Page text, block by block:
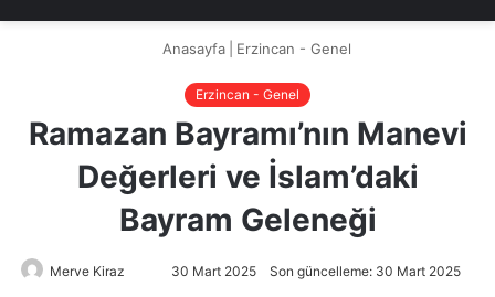
...
Anasayfa Erzincan - Genel
Erzincan - Genel
Ramazan Bayramı’nın Manevi
Değerleri ve İslam’daki
Bayram Geleneği
Merve Kiraz 30 Mart 2025 Son güncelleme: 30 Mart 2025